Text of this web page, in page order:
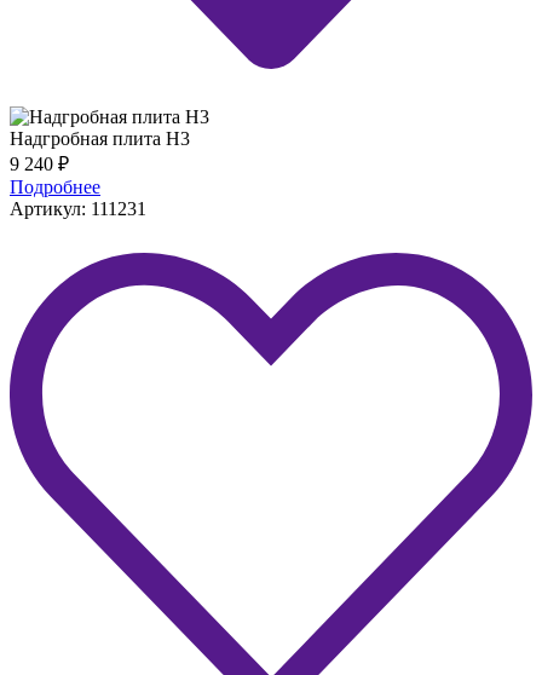
Надгробная плита H3
9 240 ₽
Подробнее
Артикул: 111231